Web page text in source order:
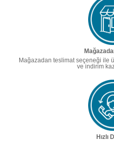
Mağazadan teslimat seçeneği ile
ve indirim
Hızlı